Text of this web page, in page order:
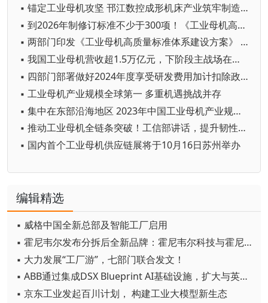
▪ 锚定工业母机攻坚 邗江数控成形机床产业筑牢制造升级根基
▪ 到2026年制修订标准不少于300项！《工业母机高质量标准体系建设方案》印发
▪ 两部门印发《工业母机高质量标准体系建设方案》 持续增强工业母机产业链供应链韧性和安全水平
▪ 我国工业母机营收超1.5万亿元，下阶段主战场在哪里？
▪ 四部门部署做好2024年度享受研发费用加计扣除政策的工业母机企业清单制定工作
▪ 工业母机产业规模全球第一 多重机遇挑战并存
▪ 集中在东部沿海地区 2023年中国工业母机产业规模超3600亿元
▪ 推动工业母机全链条突破！工信部讲话，提升韧性和安全水平
▪ 国内首个工业母机供应链展将于10月16日苏州举办
编辑精选
▪ 威格中国全新总部及智能工厂启用
▪ 霍尼韦尔发布分拆后全新品牌：霍尼韦尔科技与霍尼韦尔航空航天
▪ 大力发展“工厂游”，七部门联合发文！
▪ ABB通过集成DSX Blueprint AI基础设施，扩大与英伟达的合作
▪ 京东工业发起百川计划， 构建工业大模型新生态